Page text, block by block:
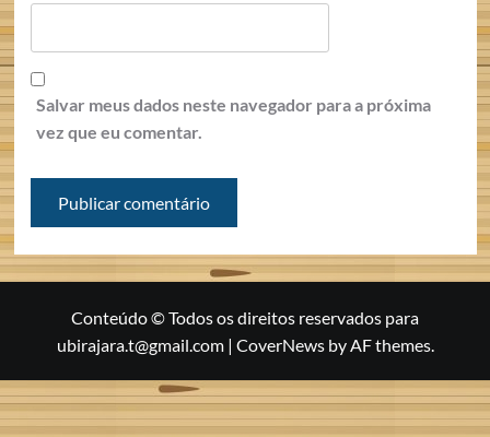
Salvar meus dados neste navegador para a próxima
vez que eu comentar.
Conteúdo © Todos os direitos reservados para
ubirajara.t@gmail.com | CoverNewsby AF themes.